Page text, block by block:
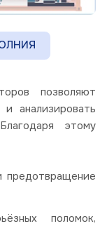
позволяют
анализировать
этому
предотвращение
поломок,